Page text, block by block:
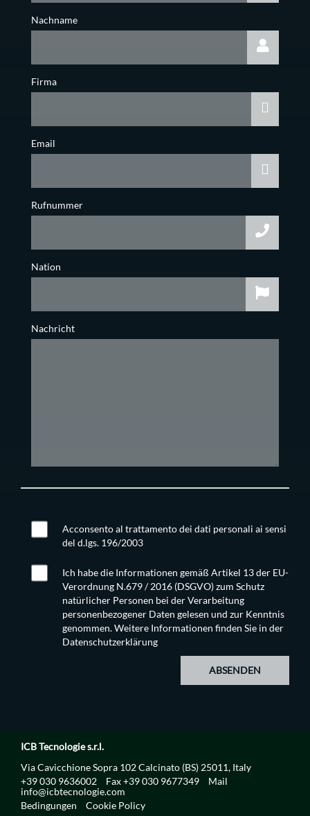
Nachname
Firma
Email
Rufnummer
Nation
Nachricht
Acconsento al trattamento dei dati personali ai sensi
del d.lgs. 196/2003
Ich habe die Informationen gemäß Artikel 13 der EU-
Verordnung N.679 / 2016 (DSGVO) zum Schutz
natürlicher Personen bei der Verarbeitung
personenbezogener Daten gelesen und zur Kenntnis
genommen. Weitere Informationen finden Sie in der
Datenschutzerklärung
ABSENDEN
ICB Tecnologie s.r.l.
Via Cavicchione Sopra 102 Calcinato (BS) 25011, Italy
+39 030 9636002
Fax +39 030 9677349
Mail
info@icbtecnologie.com
Bedingungen
Cookie Policy